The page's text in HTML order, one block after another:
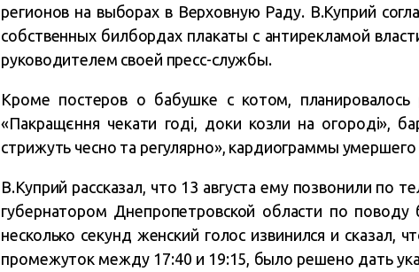
регионов на выборах в Верховную Раду. В.Куприй
собственных билбордах плакаты с антирекламой
руководителем своей пресс-службы.
Кроме постеров о бабушке с котом, планировалось
«Пакращєння чекати годі, доки козли на огороді»,
стрижуть чесно та регулярно», кардиограммы умершего
В.Куприй рассказал, что 13 августа ему позвонили по
губернатором Днепропетровской области по поводу
несколько секунд женский голос извинился и сказал,
промежуток между 17:40 и 19:15, было решено дать